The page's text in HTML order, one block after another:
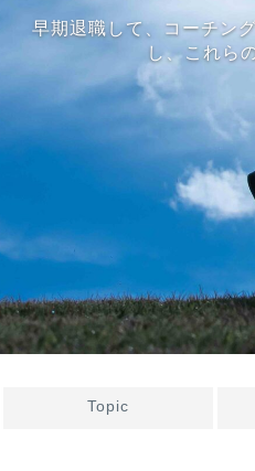
早期退職して、コーチン
し、これら
Topic